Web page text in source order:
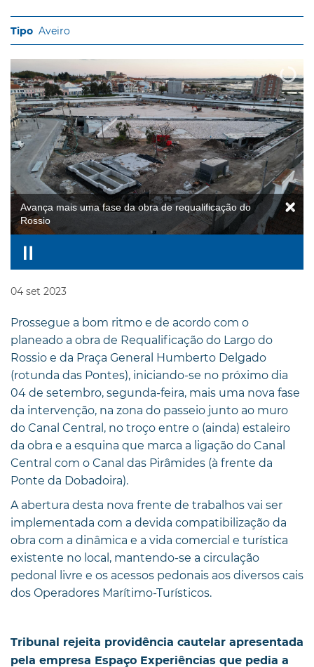
Aveiro
Avança mais uma fase da obra de requalificação do
Rossio
04 set 2023
Prossegue a bom ritmo e de acordo com o
planeado a obra de Requalificação do Largo do
Rossio e da Praça General Humberto Delgado
(rotunda das Pontes), iniciando-se no próximo dia
04 de setembro, segunda-feira, mais uma nova fase
da intervenção, na zona do passeio junto ao muro
do Canal Central, no troço entre o (ainda) estaleiro
da obra e a esquina que marca a ligação do Canal
Central com o Canal das Pirâmides (à frente da
Ponte da Dobadoira).
A abertura desta nova frente de trabalhos vai ser
implementada com a devida compatibilização da
obra com a dinâmica e a vida comercial e turística
existente no local, mantendo-se a circulação
pedonal livre e os acessos pedonais aos diversos cais
dos Operadores Marítimo-Turísticos.
Tribunal rejeita providência cautelar apresentada
pela empresa Espaço Experiências que pedia a